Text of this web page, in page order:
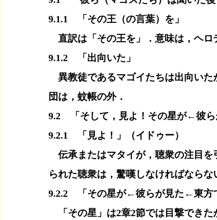
9.1.1　「その王（の言葉）を」
直訳は「その王を」．意味は，ヘロ
9.1.2　「出向いた」
異教徒であるマゴイたちは出向いた
団は，蚊帳の外．
9.2　「そして，見よ！その星が←彼
9.2.1　「見よ！」（イドゥー）
伝承またはマタイが，聴衆の注目を
られた聴衆は，驚嘆しなければならな
9.2.2　「その星が←彼らが見た←東方
「その星」は2章2節では目撃できた